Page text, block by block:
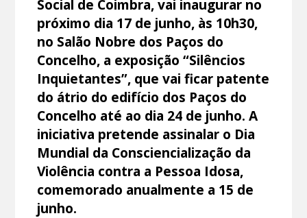
Social de Coimbra, vai inaugurar no
próximo dia 17 de junho, às 10h30,
no Salão Nobre dos Paços do
Concelho, a exposição “Silêncios
Inquietantes”, que vai ficar patente
do átrio do edifício dos Paços do
Concelho até ao dia 24 de junho. A
iniciativa pretende assinalar o Dia
Mundial da Consciencialização da
Violência contra a Pessoa Idosa,
comemorado anualmente a 15 de
junho.